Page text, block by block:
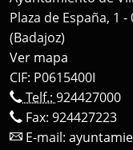
Plaza de España, 1
(Badajoz)
Ver mapa
CIF: P0615400I
Telf.: 924427000
Fax: 924427223
E-mail: